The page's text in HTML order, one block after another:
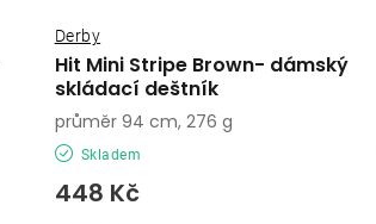
Hit Mini Stripe Brown- dámský
skládací deštník
Derby
Skladem
448 Kč
průměr 94 cm, 276 g